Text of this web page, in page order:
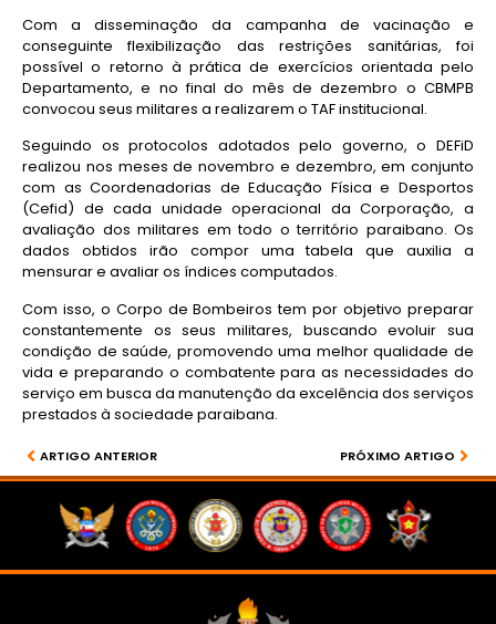
Com a disseminação da campanha de vacinação e
conseguinte flexibilização das restrições sanitárias, foi
possível o retorno à prática de exercícios orientada pelo
Departamento, e no final do mês de dezembro o CBMPB
convocou seus militares a realizarem o TAF institucional.
Seguindo os protocolos adotados pelo governo, o DEFiD
realizou nos meses de novembro e dezembro, em conjunto
com as Coordenadorias de Educação Física e Desportos
(Cefid) de cada unidade operacional da Corporação, a
avaliação dos militares em todo o território paraibano. Os
dados obtidos irão compor uma tabela que auxilia a
mensurar e avaliar os índices computados.
Com isso, o Corpo de Bombeiros tem por objetivo preparar
constantemente os seus militares, buscando evoluir sua
condição de saúde, promovendo uma melhor qualidade de
vida e preparando o combatente para as necessidades do
serviço em busca da manutenção da excelência dos serviços
prestados à sociedade paraibana.
ARTIGO ANTERIOR PRÓXIMO ARTIGO